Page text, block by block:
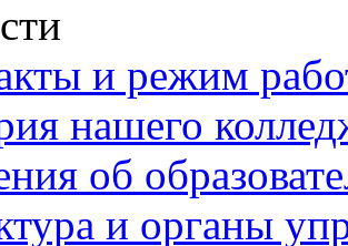
и режим
нашего
об
и органы